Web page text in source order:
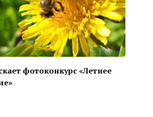
фотоконкурс «Летнее